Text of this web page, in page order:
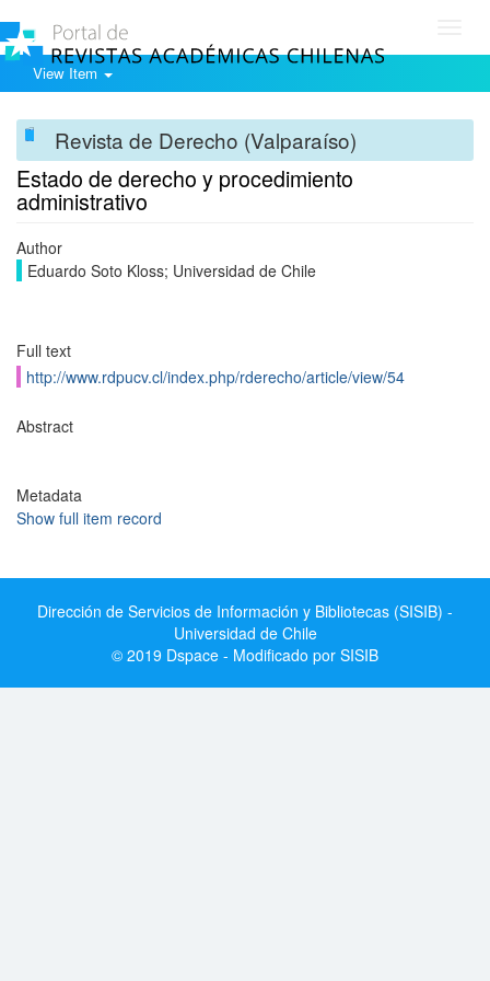
View Item
Revista de Derecho (Valparaíso)
Estado de derecho y procedimiento
administrativo
Author
Eduardo Soto Kloss; Universidad de Chile
Full text
http://www.rdpucv.cl/index.php/rderecho/article/view/54
Abstract
Metadata
Show full item record
Dirección de Servicios de Información y Bibliotecas (SISIB) -
Universidad de Chile
© 2019 Dspace - Modificado por SISIB